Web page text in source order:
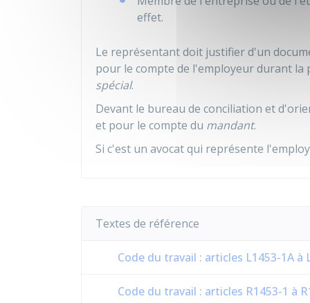
effet.
Le représentant doit justifier d'un
pour le compte de l'employeur durant la
spécial.
Devant le bureau de conciliation et
et pour le compte du mandant.
Si c'est un avocat qui représente
Textes de référence
Code du travail : articles L1453-1A à
Code du travail : articles R1453-1 à